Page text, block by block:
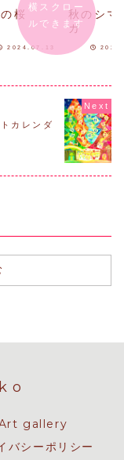
桜
2024.07.13
秋のシマ
ガ
横スクロー
ルできます
カレンダ
gallery
バシーポリシー